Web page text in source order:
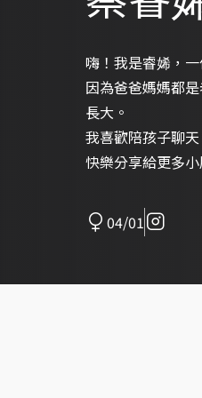
嗨！我是睿㛓，
因為爸爸媽媽都
長大。
我喜歡陪孩子聊
快樂分享給更多
04/01